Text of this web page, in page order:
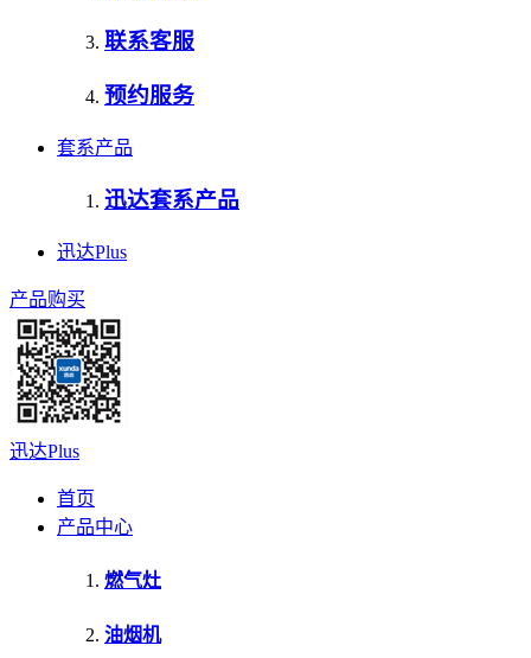
联系客服
预约服务
套系产品
迅达套系产品
迅达Plus
产品购买
迅达Plus
首页
产品中心
燃气灶
油烟机